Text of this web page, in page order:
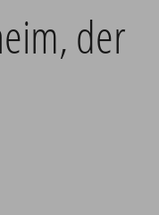
der